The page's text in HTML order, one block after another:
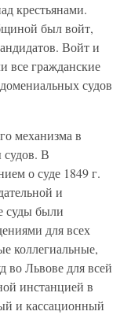
крестьянами.
был войт,
Войт и
все гражданские
судов
механизма в
судов. В
о суде 1849 г.
и
суды были
для всех
коллегиальные,
Львове для всей
инстанцией в
и кассационный